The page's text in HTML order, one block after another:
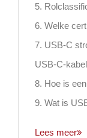
5.
6. Welke
7. USB-C
USB-C-
8. Hoe is
9. Wat is
Lees meer